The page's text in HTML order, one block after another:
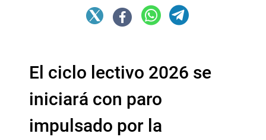
El ciclo lectivo 2026 se
iniciará con paro
impulsado por la